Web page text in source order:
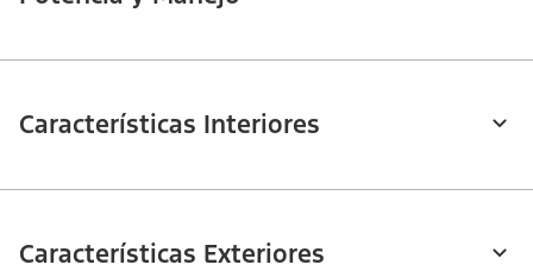
Características Interiores
Características Exteriores